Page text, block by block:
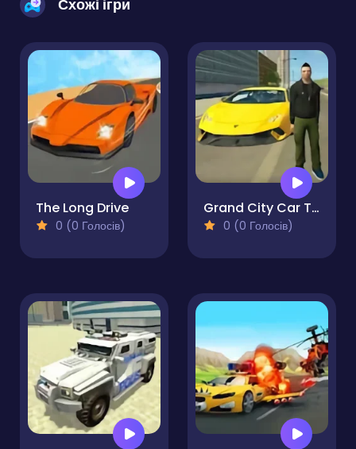
Схожі ігри
The Long Drive
0 (0 Голосів)
Grand City Car Thief
0 (0 Голосів)